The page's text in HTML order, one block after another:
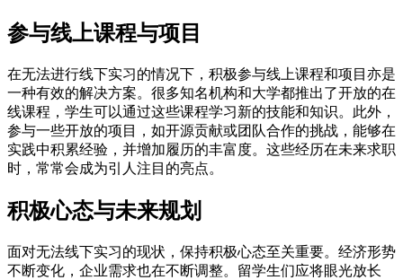
参与线上课程与项目
在无法进行线下实习的情况下，积极参与线上课程和项目亦是
一种有效的解决方案。很多知名机构和大学都推出了开放的在
线课程，学生可以通过这些课程学习新的技能和知识。此外，
参与一些开放的项目，如开源贡献或团队合作的挑战，能够在
实践中积累经验，并增加履历的丰富度。这些经历在未来求职
时，常常会成为引人注目的亮点。
积极心态与未来规划
面对无法线下实习的现状，保持积极心态至关重要。经济形势
不断变化，企业需求也在不断调整。留学生们应将眼光放长